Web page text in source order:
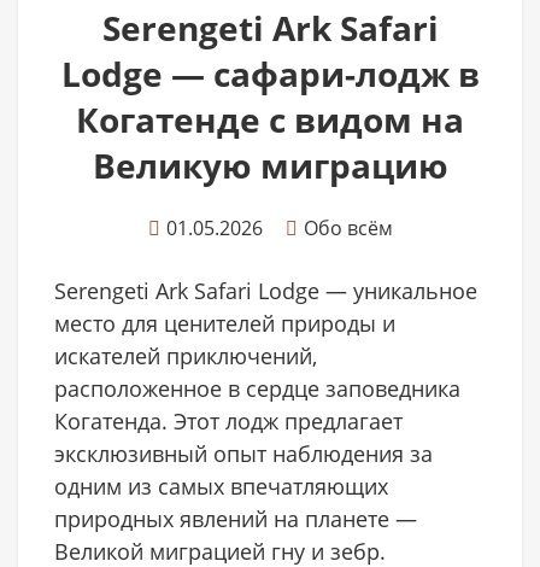
Serengeti Ark Safari
Lodge — сафари-лодж в
Когатенде с видом на
Великую миграцию
01.05.2026 Обо всём
Serengeti Ark Safari Lodge — уникальное
место для ценителей природы и
искателей приключений,
расположенное в сердце заповедника
Когатенда. Этот лодж предлагает
эксклюзивный опыт наблюдения за
одним из самых впечатляющих
природных явлений на планете —
Великой миграцией гну и зебр.